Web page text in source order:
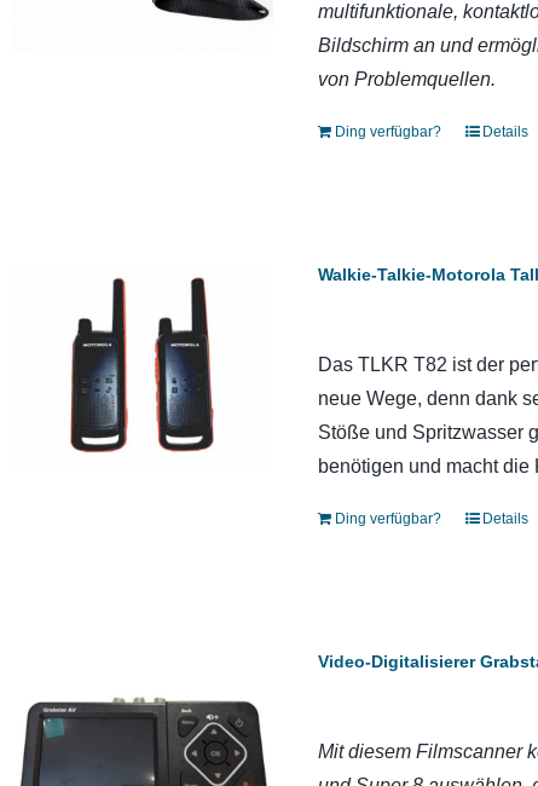
multifunktionale,
Bildschirm an und
von Problemquellen.
Ding verfügbar? Details
Walkie-Talkie-Motorola
Das TLKR T82 ist der
neue Wege, denn dank
Stöße und Spritzwasser
benötigen und macht
Ding verfügbar? Details
Video-Digitalisierer
Mit diesem Filmscanner